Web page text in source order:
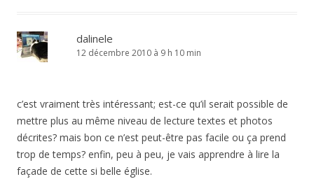
dalinele
12 décembre 2010 à 9 h 10 min
c’est vraiment très intéressant; est-ce qu’il serait possible de
mettre plus au même niveau de lecture textes et photos
décrites? mais bon ce n’est peut-être pas facile ou ça prend
trop de temps? enfin, peu à peu, je vais apprendre à lire la
façade de cette si belle église.